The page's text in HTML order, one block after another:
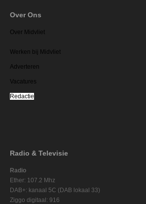
Over Ons
Over Midvliet
Werken bij Midvliet
Adverteren
Vacatures
Redactie
Radio & Televisie
Radio
Ether: 107.2 Mhz
DAB+: kanaal 5C (DAB lokaal 33)
Ziggo digitaal: 916